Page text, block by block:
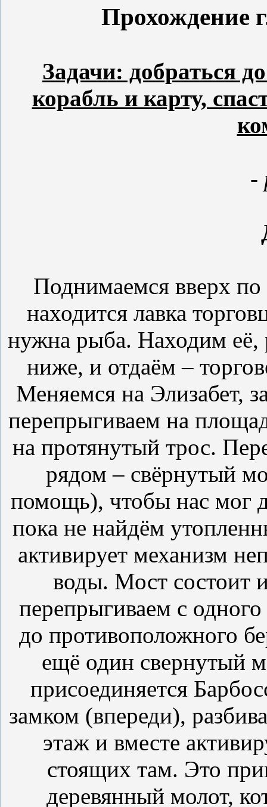
Прохождение
Задачи: добраться
корабль и карту,
-
Поднимаемся вверх
находится лавка
нужна рыба. Находим её,
ниже, и отдаём –
Меняемся на Элизабет,
перепрыгиваем на
на протянутый трос.
рядом – свёрнутый
помощь), чтобы нас мог
пока не найдём
активирует механизм
воды. Мост состоит
перепрыгиваем с
до противоположного
ещё один свернутый
присоединяется
замком (впереди),
этаж и вместе
стоящих там. Это
деревянный молот,